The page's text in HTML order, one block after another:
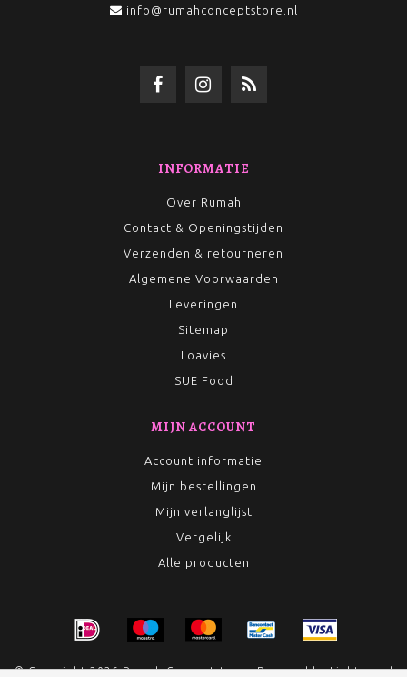
info@rumahconceptstore.nl
INFORMATIE
Over Rumah
Contact & Openingstijden
Verzenden & retourneren
Algemene Voorwaarden
Leveringen
Sitemap
Loavies
SUE Food
MIJN ACCOUNT
Account informatie
Mijn bestellingen
Mijn verlanglijst
Vergelijk
Alle producten
© Copyright 2026 Rumah Conceptstore - Powered byLightspeed